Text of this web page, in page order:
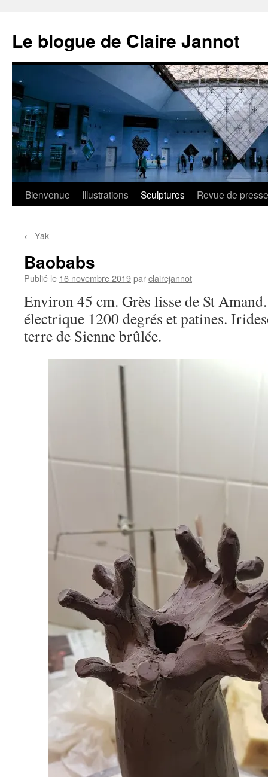
contenu
Le blogue de Claire Jannot
Bienvenue Illustrations Sculptures Revue de presse
← Yak
Baobabs
Publié le 16 novembre 2019parclairejannot
Environ 45 cm. Grès lisse de St
électrique 1200 degrés et patines.
terre de Sienne brûlée.